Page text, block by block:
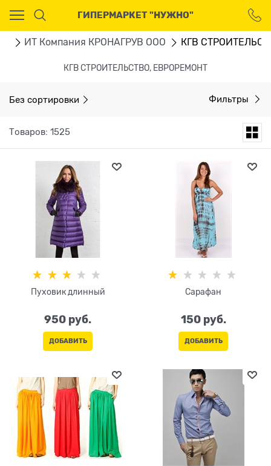
ГИПЕРМАРКЕТ "НУЖНО"
ИТ Компания КРОНАГРУВ ООО КГВ
КГВ СТРОИТЕЛЬСТВО, ЕВРОРЕМОНТ
Без сортировки Фильтры
Товаров: 1525
Пуховик длинный
950 руб.
ДОБАВИТЬ
Сарафан
150 руб.
ДОБАВИТЬ
Ваш город - Москва,
угадали?
ДА НЕТ